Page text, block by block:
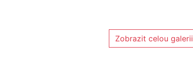
Zobrazit celou galerii